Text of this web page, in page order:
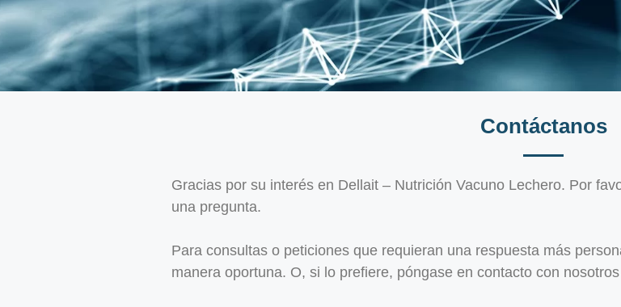
Contáctanos
Gracias por su interés en Dellait – Nutrición Vacuno Lechero. Por
una pregunta.
Para consultas o peticiones que requieran una respuesta más
manera oportuna. O, si lo prefiere, póngase en contacto con